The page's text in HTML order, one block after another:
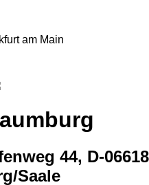
am Main
44, D-06618
Saale